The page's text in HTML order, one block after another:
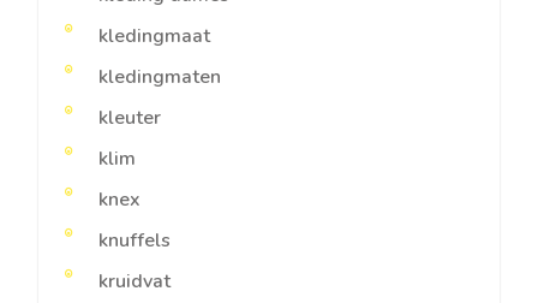
kledingmaat
kledingmaten
kleuter
klim
knex
knuffels
kruidvat